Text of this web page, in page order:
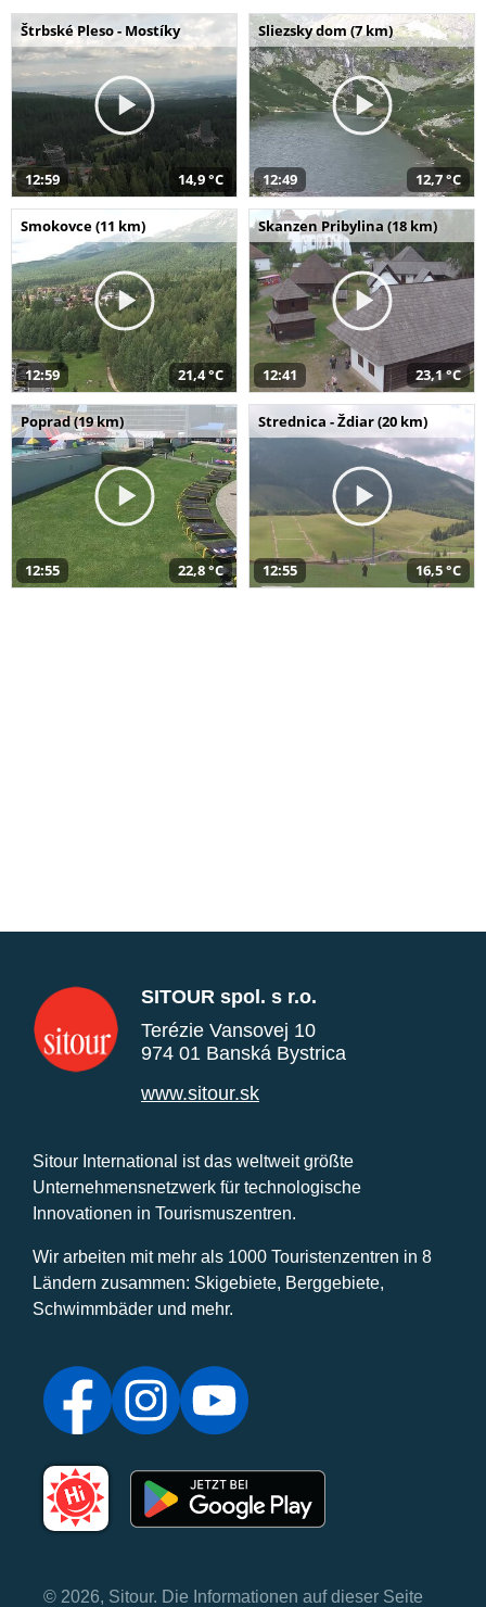
Štrbské Pleso - Mostíky
12:59 14,9 °C
Sliezsky dom (7 km)
12:49 12,7 °C
Smokovce (11 km)
12:59 21,4 °C
Skanzen Pribylina (18 km)
12:41 23,1 °C
Poprad (19 km)
12:55 22,8 °C
Strednica - Ždiar (20 km)
12:55 16,5 °C
SITOUR spol. s r.o.
Terézie Vansovej 10
974 01 Banská Bystrica
www.sitour.sk
Sitour International ist das weltweit größte
Unternehmensnetzwerk für technologische
Innovationen in Tourismuszentren.
Wir arbeiten mit mehr als 1000 Touristenzentren in 8
Ländern zusammen: Skigebiete, Berggebiete,
Schwimmbäder und mehr.
© 2026, Sitour. Die Informationen auf dieser Seite